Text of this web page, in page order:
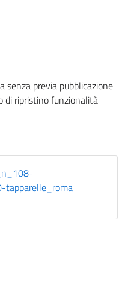
senza previa pubblicazione
di ripristino funzionalità
tapparelle_roma